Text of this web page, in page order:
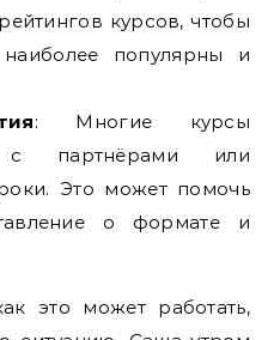
курсов, чтобы
популярны и
: Многие курсы
с партнёрами или
Это может помочь
о формате и
это может работать,